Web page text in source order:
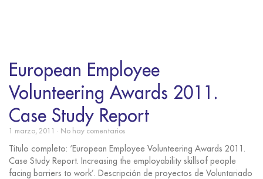
European Employee
Volunteering Awards 2011.
Case Study Report
1 marzo, 2011 No hay comentarios
Título completo: ‘European Employee Volunteering Awards 2011.
Case Study Report. Increasing the employability skillsof people
facing barriers to work’. Descripción de proyectos de Voluntariado